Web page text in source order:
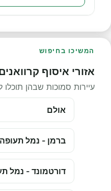
המשיכו בחיפוש
אזורי איסוף
עיירות סמוכות שבהן תוכלו
אולם
ברמן - נמל תעופה
דורטמונד - נמל